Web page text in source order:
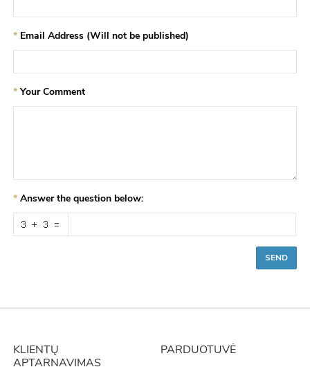
Email Address (Will not be published)
Your Comment
Answer the question below:
SEND
KLIENTŲ
APTARNAVIMAS
PARDUOTUVĖ